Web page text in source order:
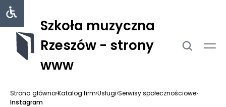
Szkoła muzyczna
Rzeszów - strony
www
Strona główna›Katalog firm›Usługi›Serwisy społecznościowe›
Instagram